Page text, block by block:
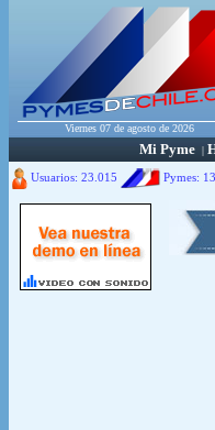
Viernes 07 de agosto de 2026
Mi Pyme |
Usuarios: 23.015 Pymes: